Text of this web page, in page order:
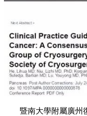
暨南大學附屬廣州復